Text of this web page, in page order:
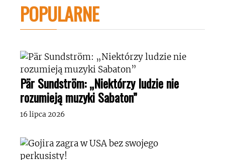
POPULARNE
Pär Sundström: „Niektórzy ludzie nie
rozumieją muzyki Sabaton”
16 lipca 2026